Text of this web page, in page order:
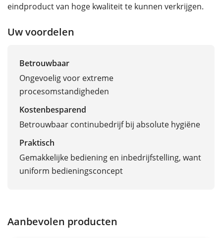
eindproduct van hoge kwaliteit te kunnen verkrijgen.
Uw voordelen
Betrouwbaar
Ongevoelig voor extreme
procesomstandigheden
Kostenbesparend
Betrouwbaar continubedrijf bij absolute hygiëne
Praktisch
Gemakkelijke bediening en inbedrijfstelling, want
uniform bedieningsconcept
Aanbevolen producten